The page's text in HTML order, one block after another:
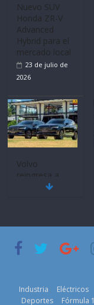
Nuevo SUV
Honda ZR-V
Advanced
Hybrid para el
mercado local
23 de julio de
2026
Volvo
reingresa a
Ecuador de la
18 de julio de
2026
Industria Eléctricos
Deportes
Fórmula 1